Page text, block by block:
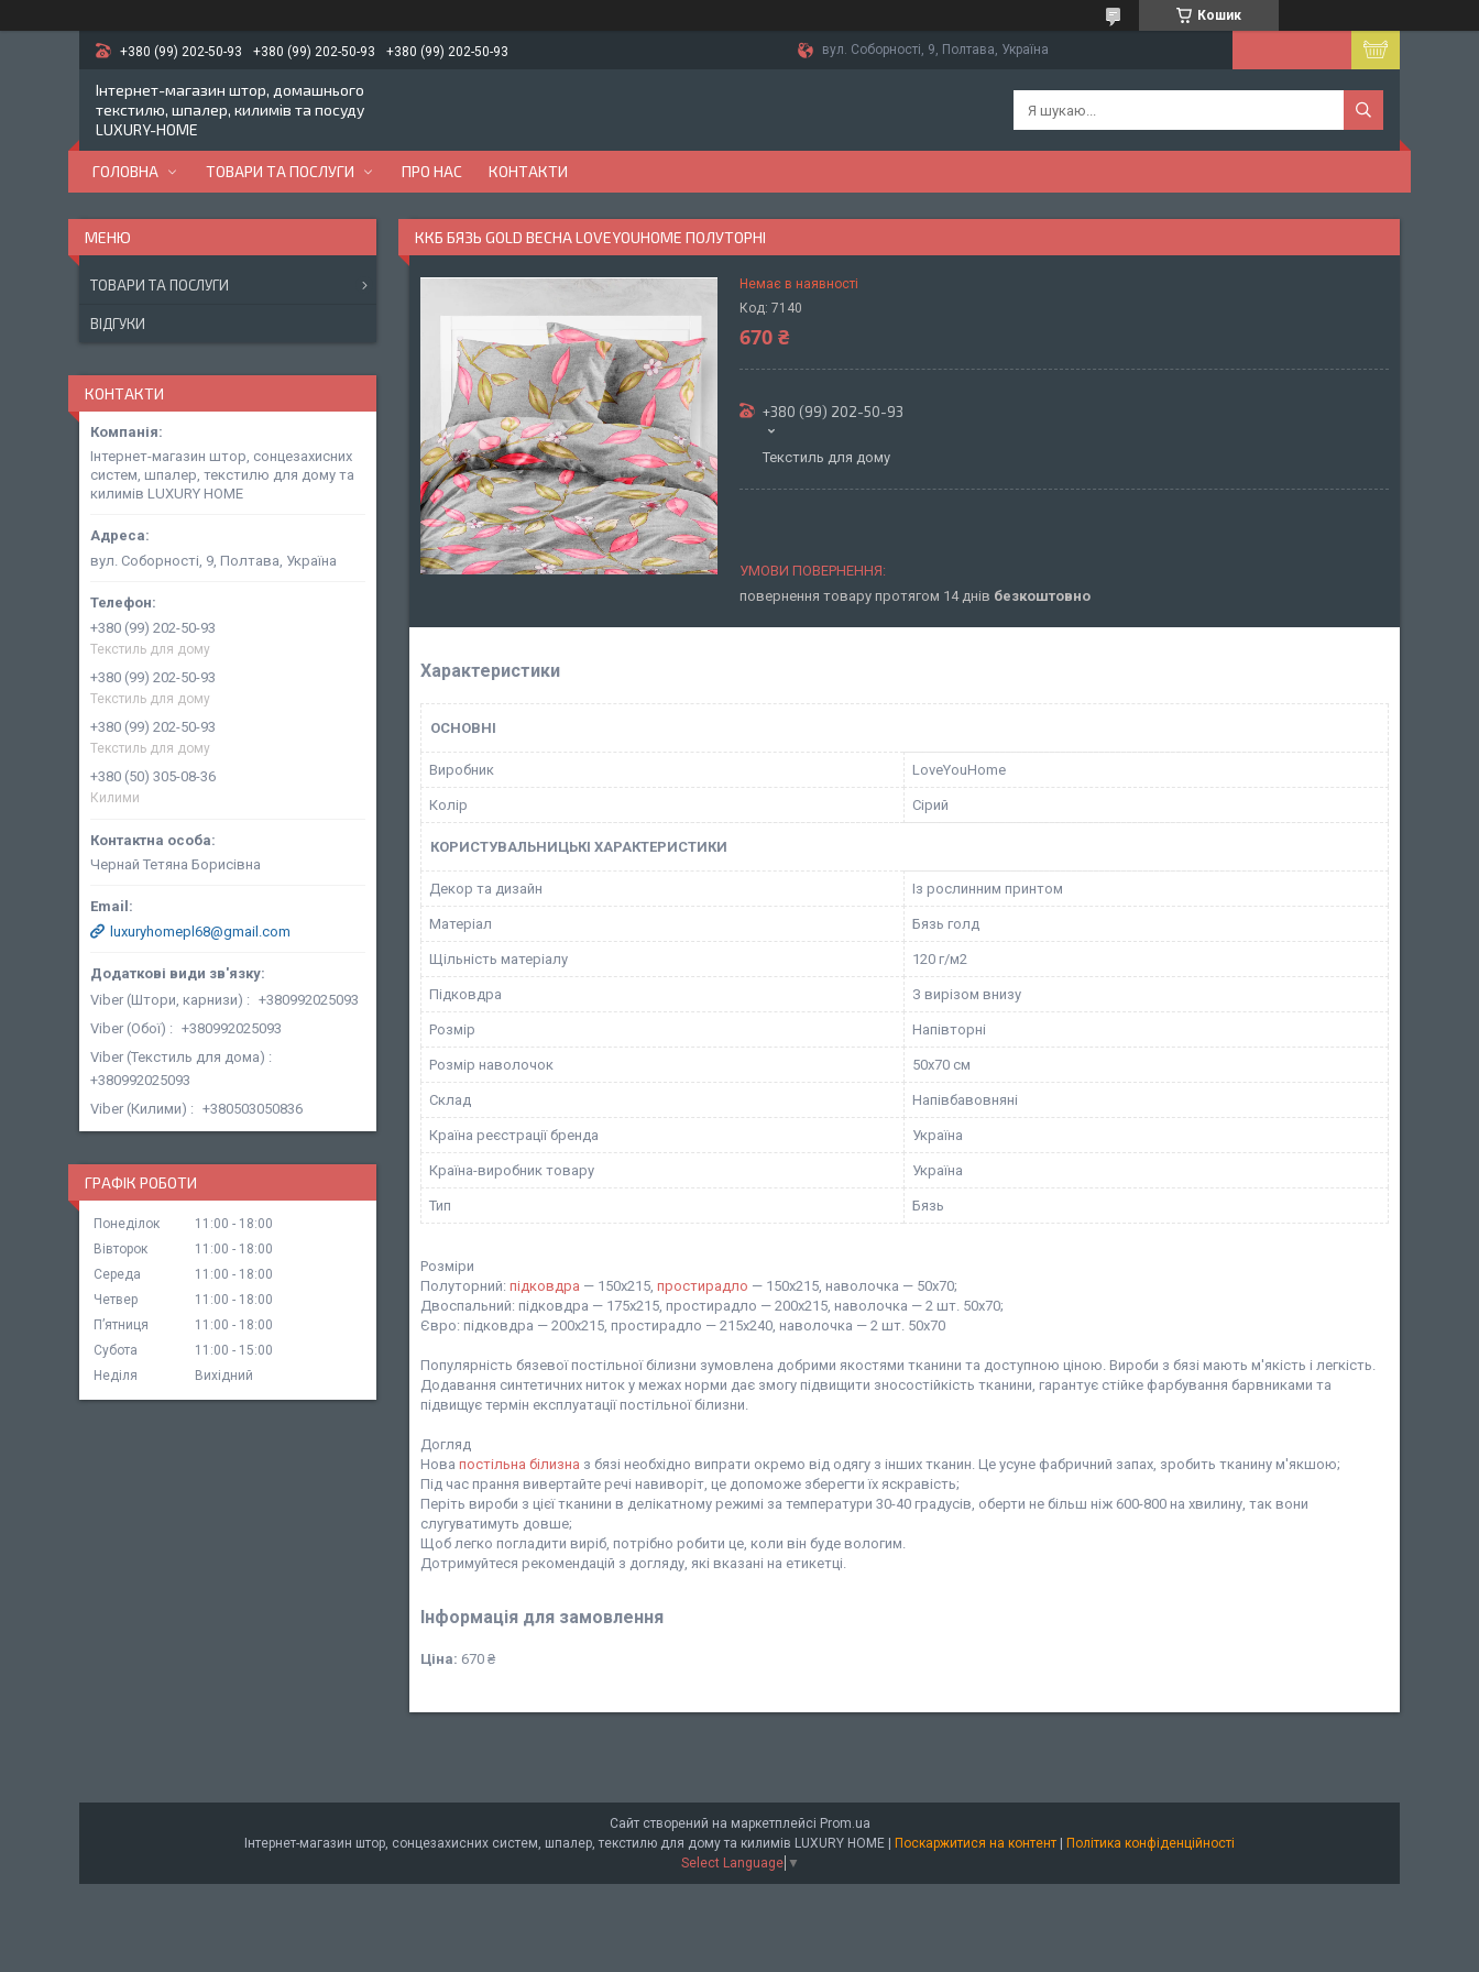
Кошик
+380 (99) 202-50-93 +380 (99) 202-50-93 +380 (99) 202-50-93 вул. Соборності, 9, Полтава, Україна
Інтернет-магазин штор, домашнього
текстилю, шпалер, килимів та посуду
LUXURY-HOME
ГОЛОВНА ТОВАРИ ТА ПОСЛУГИ ПРО НАС КОНТАКТИ
ККБ БЯЗЬ GOLD ВЕСНА LOVEYOUHOME ПОЛУТОРНІ
Немає в наявності
Код: 7140
670 ₴
+380 (99) 202-50-93
Текстиль для дому
повернення товару протягом 14 днів безкоштовно
Характеристики
ОСНОВНІ
Виробник LoveYouHome
Колір Сірий
КОРИСТУВАЛЬНИЦЬКІ ХАРАКТЕРИСТИКИ
Декор та дизайн Із рослинним принтом
Матеріал Бязь голд
Щільність матеріалу 120 г/м2
Підковдра З вирізом внизу
Розмір Напівторні
Розмір наволочок 50x70 см
Склад Напівбавовняні
Країна реєстрації бренда Україна
Країна-виробник товару Україна
Тип Бязь
Розміри
Полуторний: підковдра — 150х215, простирадло — 150х215, наволочка — 50х70;
Двоспальний: підковдра — 175х215, простирадло — 200х215, наволочка — 2 шт. 50х70;
Євро: підковдра — 200х215, простирадло — 215х240, наволочка — 2 шт. 50х70
Популярність бязевої постільної білизни зумовлена добрими якостями тканини та доступною ціною. Вироби з бязі мають м'якість і легкість.
Додавання синтетичних ниток у межах норми дає змогу підвищити зносостійкість тканини, гарантує стійке фарбування барвниками та
підвищує термін експлуатації постільної білизни.
Догляд
Нова постільна білизна з бязі необхідно випрати окремо від одягу з інших тканин. Це усуне фабричний запах, зробить тканину м'якшою;
Під час прання вивертайте речі навиворіт, це допоможе зберегти їх яскравість;
Періть вироби з цієї тканини в делікатному режимі за температури 30-40 градусів, оберти не більш ніж 600-800 на хвилину, так вони
слугуватимуть довше;
Щоб легко погладити виріб, потрібно робити це, коли він буде вологим.
Дотримуйтеся рекомендацій з догляду, які вказані на етикетці.
Інформація для замовлення
Ціна: 670 ₴
ТОВАРИ ТА ПОСЛУГИ
ВІДГУКИ
КОНТАКТИ
Інтернет-магазин штор, сонцезахисних
систем, шпалер, текстилю для дому та
килимів LUXURY HOME
вул. Соборності, 9, Полтава, Україна
+380 (99) 202-50-93
Текстиль для дому
+380 (99) 202-50-93
Текстиль для дому
+380 (99) 202-50-93
Текстиль для дому
+380 (50) 305-08-36
Килими
Чернай Тетяна Борисівна
luxuryhomepl68@gmail.com
Viber (Штори, карнизи)
+380992025093
Viber (Обої)
+380992025093
Viber (Текстиль для дома)
+380992025093
Viber (Килими)
+380503050836
ГРАФІК РОБОТИ
Понеділок 11:00
18:00
Вівторок
11:00
18:00
Середа
11:00
18:00
Четвер
11:00
18:00
Пʼятниця
11:00
18:00
Субота
11:00
15:00
Неділя
Вихідний
Сайт створений на маркетплейсі Prom.ua
Інтернет-магазин штор, сонцезахисних систем, шпалер, текстилю для дому та килимів LUXURY HOME | Поскаржитися на контент | Політика конфіденційності
Select Language ▼